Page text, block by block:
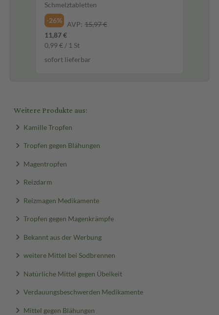
Schmelztabletten
-26%
AVP: 15,97 €
11,87 €
0,99 € / 1 St
sofort lieferbar
Weitere Produkte aus:
Kamille Tropfen
Tropfen gegen Blähungen
Magentropfen
Reizdarm
Reizmagen Medikamente
Tropfen gegen Magenkrämpfe
Bekannt aus der Werbung
weitere Mittel bei Sodbrennen
Natürliche Mittel gegen Übelkeit
Verdauungsbeschwerden Medikamente
Mittel gegen Blähungen